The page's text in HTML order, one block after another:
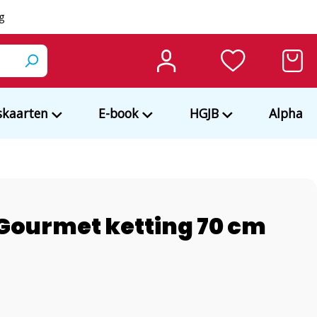
E-book HGJB Alpha
ketting 70 cm